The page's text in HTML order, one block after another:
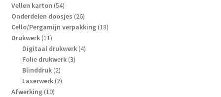
producten
Vellen karton 5454
producten
Onderdelen doosjes 2626
producten
Cello/Pergamijn verpakking 1818
Drukwerk 1111
producten
Digitaal drukwerk 44
Folie drukwerk 33
Blinddruk 22
producten
Laserwerk 22
Afwerking 1010